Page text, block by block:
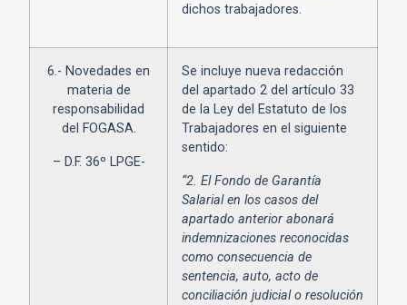
dichos trabajadores.
6.- Novedades en
materia de
responsabilidad
del FOGASA.
– D.F. 36º LPGE-
Se incluye nueva redacción
del apartado 2 del artículo 33
de la Ley del Estatuto de los
Trabajadores en el siguiente
sentido:
“2. El Fondo de Garantía
Salarial en los casos del
apartado anterior abonará
indemnizaciones reconocidas
como consecuencia de
sentencia, auto, acto de
conciliación judicial o resolución